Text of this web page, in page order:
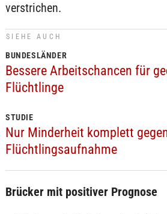
verstrichen.
SIEHE AUCH
BUNDESLÄNDER
Bessere Arbeitschancen für
Flüchtlinge
STUDIE
Nur Minderheit komplett
Flüchtlingsaufnahme
Brücker mit positiver Prognose